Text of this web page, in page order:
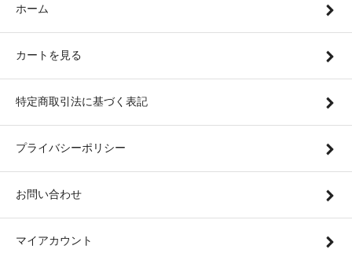
ホーム
カートを見る
特定商取引法に基づく表記
プライバシーポリシー
お問い合わせ
マイアカウント